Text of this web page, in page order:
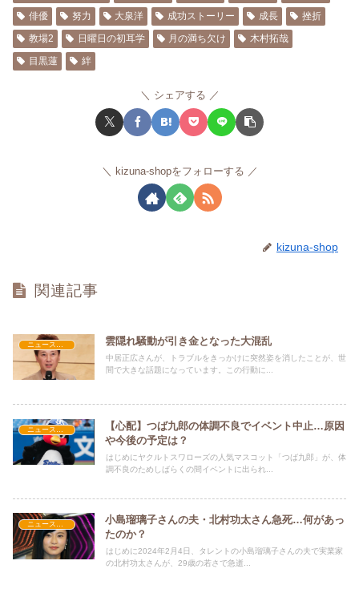
俳優
努力 大泉洋 成功ストーリー 成長
挫折
教場2
日曜日の初耳学 月の満ち欠け
木村拓哉
目黒蓮
絆
シェアする
kizuna-shopをフォローする
kizuna-shop
関連記事
ニュース速報 雲隠れ騒動が引き金となった大混乱
中居正広さんが、トラブルをきっかけに突然姿を消したことが、世
間で大きな話題になっています。この行動に...
【心配】つば九郎の体調不良でイベント中止…原因
や今後の予定は？
はじめにヤクルトスワローズの人気マスコット「つば九郎」が、体
調不良のためしばらくの間イベントに出られ...
小島瑠璃子さんの夫・北村功太さん急死…何があっ
たのか？
はじめに2024年2月4日、タレントの小島瑠璃子さんの夫で実業家
の北村功太さんが、29歳の若さで急逝...